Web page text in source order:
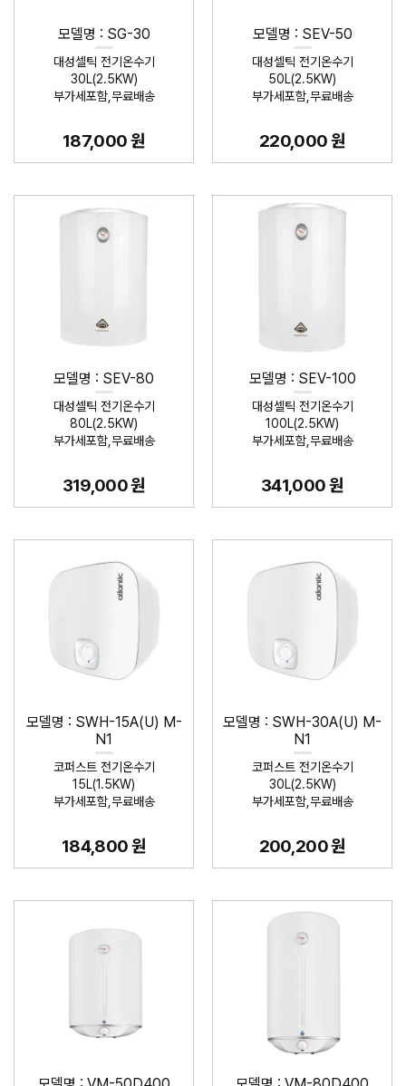
모델명 : SG-30
대성셀틱 전기온수기
30L(2.5KW)
부가세포함,무료배송
187,000 원
모델명 : SEV-50
대성셀틱 전기온수기
50L(2.5KW)
부가세포함,무료배송
220,000 원
모델명 : SEV-80
대성셀틱 전기온수기
80L(2.5KW)
부가세포함,무료배송
319,000 원
모델명 : SEV-100
대성셀틱 전기온수기
100L(2.5KW)
부가세포함,무료배송
341,000 원
모델명 : SWH-15A(U) M-
N1
코퍼스트 전기온수기
15L(1.5KW)
부가세포함,무료배송
184,800 원
모델명 : SWH-30A(U) M-
N1
코퍼스트 전기온수기
30L(2.5KW)
부가세포함,무료배송
200,200 원